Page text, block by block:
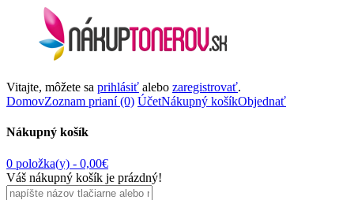
Vitajte, môžete sa prihlásiť alebo zaregistrovať.
DomovZoznam prianí (0) ÚčetNákupný košíkObjednať
Nákupný košík
0 položka(y) - 0,00€
Váš nákupný košík je prázdný!